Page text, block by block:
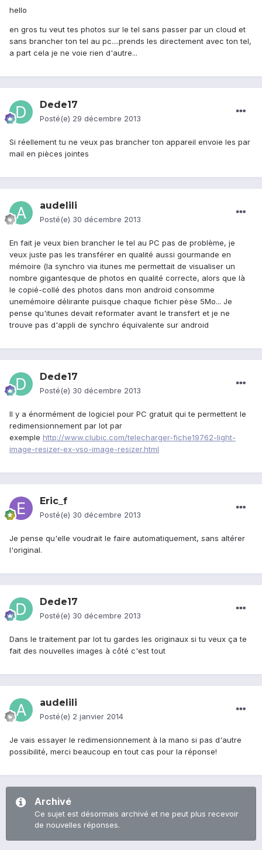
hello
en gros tu veut tes photos sur le tel sans passer par un cloud et
sans brancher ton tel au pc....prends les directement avec ton tel,
a part cela je ne voie rien d'autre...
Dede17
Posté(e) 29 décembre 2013
Si réellement tu ne veux pas brancher ton appareil envoie les par
mail en pièces jointes
audelili
Posté(e) 30 décembre 2013
En fait je veux bien brancher le tel au PC pas de problème, je
veux juste pas les transférer en qualité aussi gourmande en
mémoire (la synchro via itunes me permettait de visualiser un
nombre gigantesque de photos en qualité correcte, alors que là
le copié-collé des photos dans mon android consomme
unemémoire délirante puisque chaque fichier pèse 5Mo... Je
pense qu'itunes devait reformater avant le transfert et je ne
trouve pas d'appli de synchro équivalente sur android
Dede17
Posté(e) 30 décembre 2013
Il y a énormément de logiciel pour PC gratuit qui te permettent le
redimensionnement par lot par
exemple http://www.clubic.com/telecharger-fiche19762-light-
image-resizer-ex-vso-image-resizer.html
Eric_f
Posté(e) 30 décembre 2013
Je pense qu'elle voudrait le faire automatiquement, sans altérer
l'original.
Dede17
Posté(e) 30 décembre 2013
Dans le traitement par lot tu gardes les originaux si tu veux ça te
fait des nouvelles images à côté c'est tout
audelili
Posté(e) 2 janvier 2014
Je vais essayer le redimensionnement à la mano si pas d'autre
possibilité, merci beaucoup en tout cas pour la réponse!
Archivé
Ce sujet est désormais archivé et ne peut plus recevoir
de nouvelles réponses.